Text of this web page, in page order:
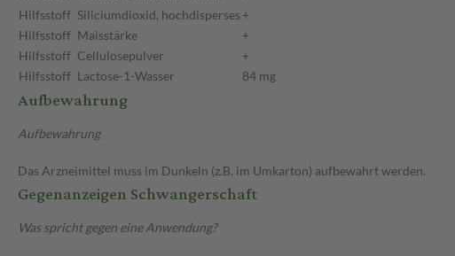
Hilfsstoff Siliciumdioxid, hochdisperses +
Hilfsstoff Maisstärke
+
Hilfsstoff Cellulosepulver
+
Hilfsstoff Lactose-1-Wasser 84 mg
Aufbewahrung
Aufbewahrung
Das Arzneimittel muss im Dunkeln (z.B. im Umkarton) aufbewahrt werden.
Gegenanzeigen Schwangerschaft
Was spricht gegen eine Anwendung?